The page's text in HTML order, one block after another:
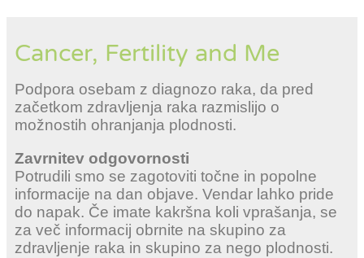
Cancer, Fertility and Me
Podpora osebam z diagnozo raka, da pred
začetkom zdravljenja raka razmislijo o
možnostih ohranjanja plodnosti.
Zavrnitev odgovornosti
Potrudili smo se zagotoviti točne in popolne
informacije na dan objave. Vendar lahko pride
do napak. Če imate kakršna koli vprašanja, se
za več informacij obrnite na skupino za
zdravljenje raka in skupino za nego plodnosti.